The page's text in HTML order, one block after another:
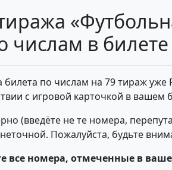
числам в билете
билета по числам на 79 тираж
с игровой карточкой в вашем
(введёте не те номера,
Пожалуйста, будьте
все номера, отмеченные в